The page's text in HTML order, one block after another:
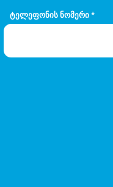
ტელეფონის ნომერი